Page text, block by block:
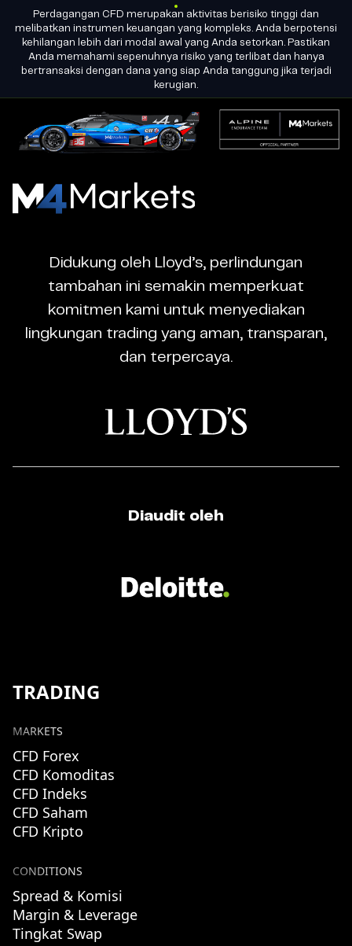
LISENSI GRUP
ID
MENJADI
PARTNER
Perdagangan CFD merupakan aktivitas berisiko tinggi dan
melibatkan instrumen keuangan yang kompleks. Anda berpotensi
kehilangan lebih dari modal awal yang Anda setorkan. Pastikan
Anda memahami sepenuhnya risiko yang terlibat dan hanya
bertransaksi dengan dana yang siap Anda tanggung jika terjadi
kerugian.
M4Markets
CFD
Regulated
Broker
PLATFORM
M4Markets
CFD
Trading
Regulated
Broker
Didukung oleh Lloyd’s, perlindungan
tambahan ini semakin memperkuat
komitmen kami untuk menyediakan
lingkungan trading yang aman, transparan,
dan terpercaya.
Diaudit oleh
TRADING
MARKETS
CFD Forex
CFD Komoditas
CFD Indeks
CFD Saham
CFD Kripto
CONDITIONS
Spread & Komisi
Margin & Leverage
Tingkat Swap